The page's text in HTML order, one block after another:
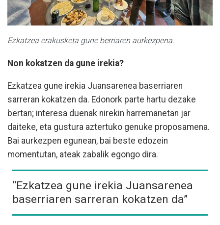
Ezkatzea erakusketa gune berriaren aurkezpena.
Non kokatzen da gune irekia?
Ezkatzea gune irekia Juansarenea baserriaren
sarreran kokatzen da. Edonork parte hartu dezake
bertan; interesa duenak nirekin harremanetan jar
daiteke, eta gustura aztertuko genuke proposamena.
Bai aurkezpen egunean, bai beste edozein
momentutan, ateak zabalik egongo dira.
“Ezkatzea gune irekia Juansarenea
baserriaren sarreran kokatzen da”